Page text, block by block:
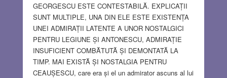
GEORGESCU ESTE CONTESTABILĂ. EXPLICAȚII
SUNT MULTIPLE, UNA DIN ELE ESTE EXISTENȚA
UNEI ADMIRAȚII LATENTE A UNOR NOSTALGICI
PENTRU LEGIUNE ȘI ANTONESCU, ADMIRAȚIE
INSUFICIENT COMBĂTUTĂ ȘI DEMONTATĂ LA
TIMP. MAI EXISTĂ ȘI NOSTALGIA PENTRU
CEAUȘESCU, care era și el un admirator ascuns al lui